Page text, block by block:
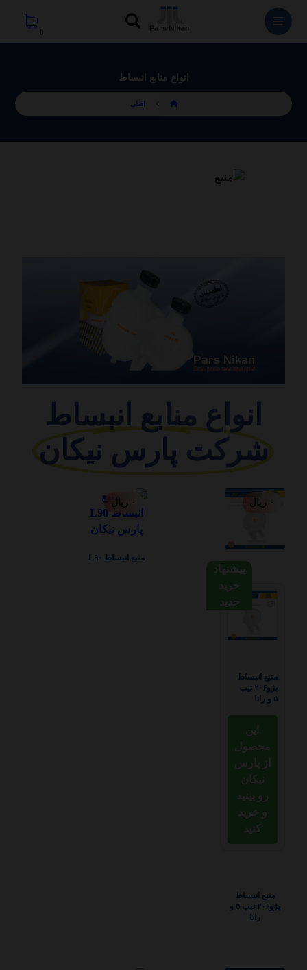
انواع منابع انبساط
اصلی
انواع منابع انبساط
شرکت پارس نیکان
منبع انبساط
پژو۲۰۶ تیپ
۵ و رانا
منبع انبساط
پژو۲۰۶ تیپ ۵ و
رانا
۰ ریال
منبع انبساط L۹۰
۰ ریال